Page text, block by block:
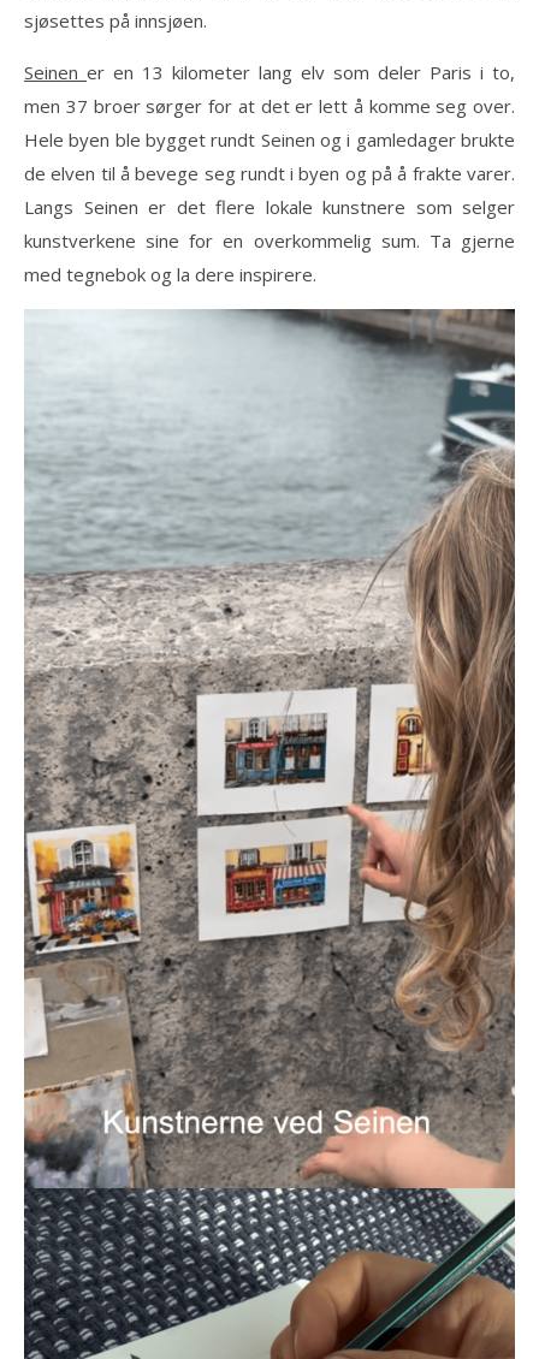
sjøsettes på innsjøen.
Seinen er en 13 kilometer lang elv som deler Paris i to,
men 37 broer sørger for at det er lett å komme seg over.
Hele byen ble bygget rundt Seinen og i gamledager brukte
de elven til å bevege seg rundt i byen og på å frakte varer.
Langs Seinen er det flere lokale kunstnere som selger
kunstverkene sine for en overkommelig sum. Ta gjerne
med tegnebok og la dere inspirere.